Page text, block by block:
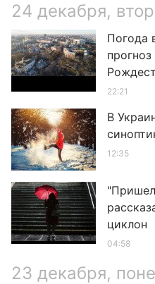
24 декабря,
Погода
22:21
В
12:35
циклон
04:58
23 декабря,